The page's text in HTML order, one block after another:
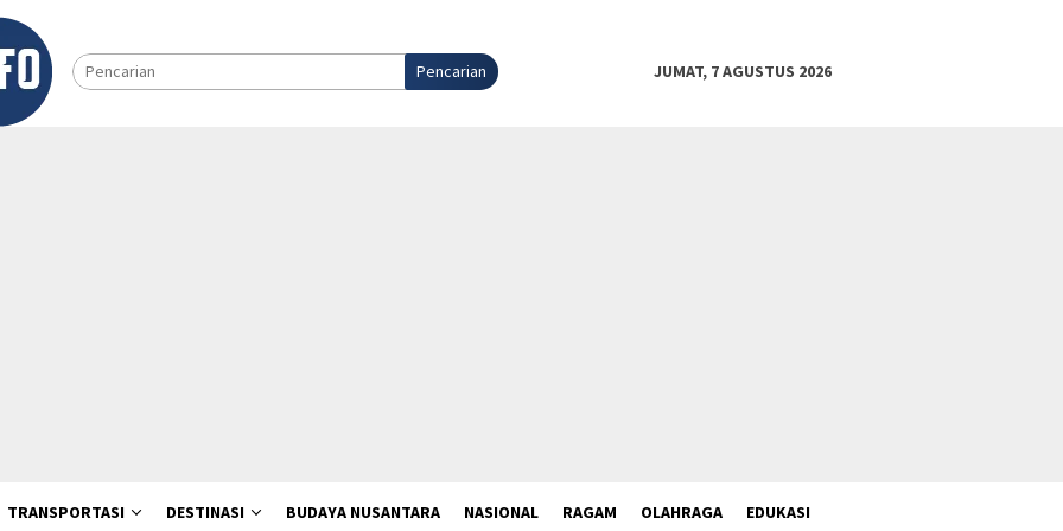
Pencarian JUMAT, 7 AGUSTUS 2026
TRANSPORTASI DESTINASI BUDAYA NUSANTARA NASIONAL RAGAM OLAHRAGA EDUKASI